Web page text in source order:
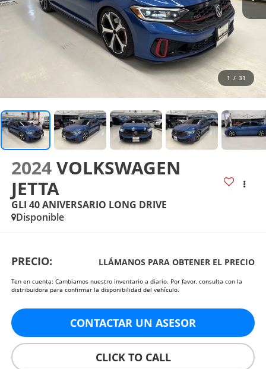
1 / 31
2024 VOLKSWAGEN
JETTA
GLI 40 ANIVERSARIO LONG DRIVE
Disponible
PRECIO: LLÁMANOS PARA OBTENER EL PRECIO
Ten en cuenta: Cambiamos nuestro inventario a diario. Por favor, consulta con la
distribuidora para confirmar la disponibilidad del vehículo.
CONTACTAR UN ASESOR
CLICK TO CALL